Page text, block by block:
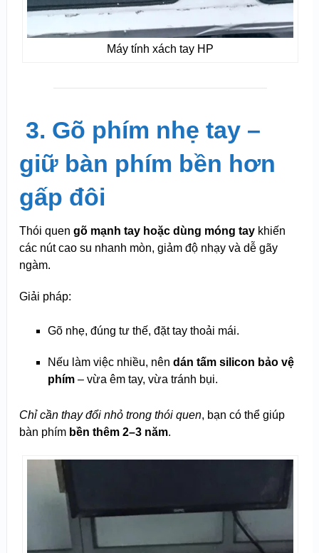
Máy tính xách tay HP
3. Gõ phím nhẹ tay –
giữ bàn phím bền hơn
gấp đôi
Thói quen gõ mạnh tay hoặc dùng móng taykhiến
các nút cao su nhanh mòn, giảm độ nhạy và dễ gãy
ngàm.
Giải pháp:
Gõ nhẹ, đúng tư thế, đặt tay thoải mái.
Nếu làm việc nhiều, nên dán tấm silicon bảo vệ
phím– vừa êm tay, vừa tránh bụi.
Chỉ cần thay đổi nhỏ trong thói quen, bạn có thể giúp
bàn phím bền thêm 2–3 năm.